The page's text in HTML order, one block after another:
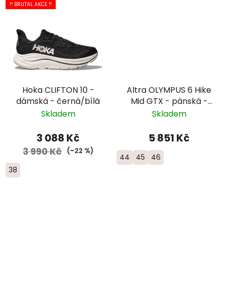
!! BRUTAL AKCE !!
Hoka CLIFTON 10 -
dámská - černá/bílá
Skladem
3 088 Kč
3 990 Kč (–22 %)
38
Altra OLYMPUS 6 Hike
Mid GTX - pánská -
černá
Skladem
5 851 Kč
44 45 46